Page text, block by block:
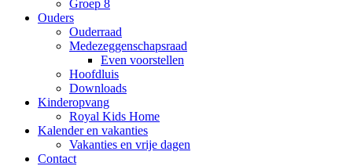
Groep 8
Ouders
Ouderraad
Medezeggenschapsraad
Even voorstellen
Hoofdluis
Downloads
Kinderopvang
Royal Kids Home
Kalender en vakanties
Vakanties en vrije dagen
Contact